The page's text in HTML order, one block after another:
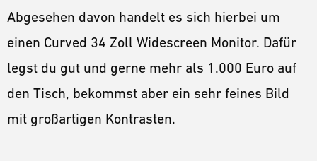
Abgesehen davon handelt es sich hierbei um
einen Curved 34 Zoll Widescreen Monitor. Dafür
legst du gut und gerne mehr als 1.000 Euro auf
den Tisch, bekommst aber ein sehr feines Bild
mit großartigen Kontrasten.